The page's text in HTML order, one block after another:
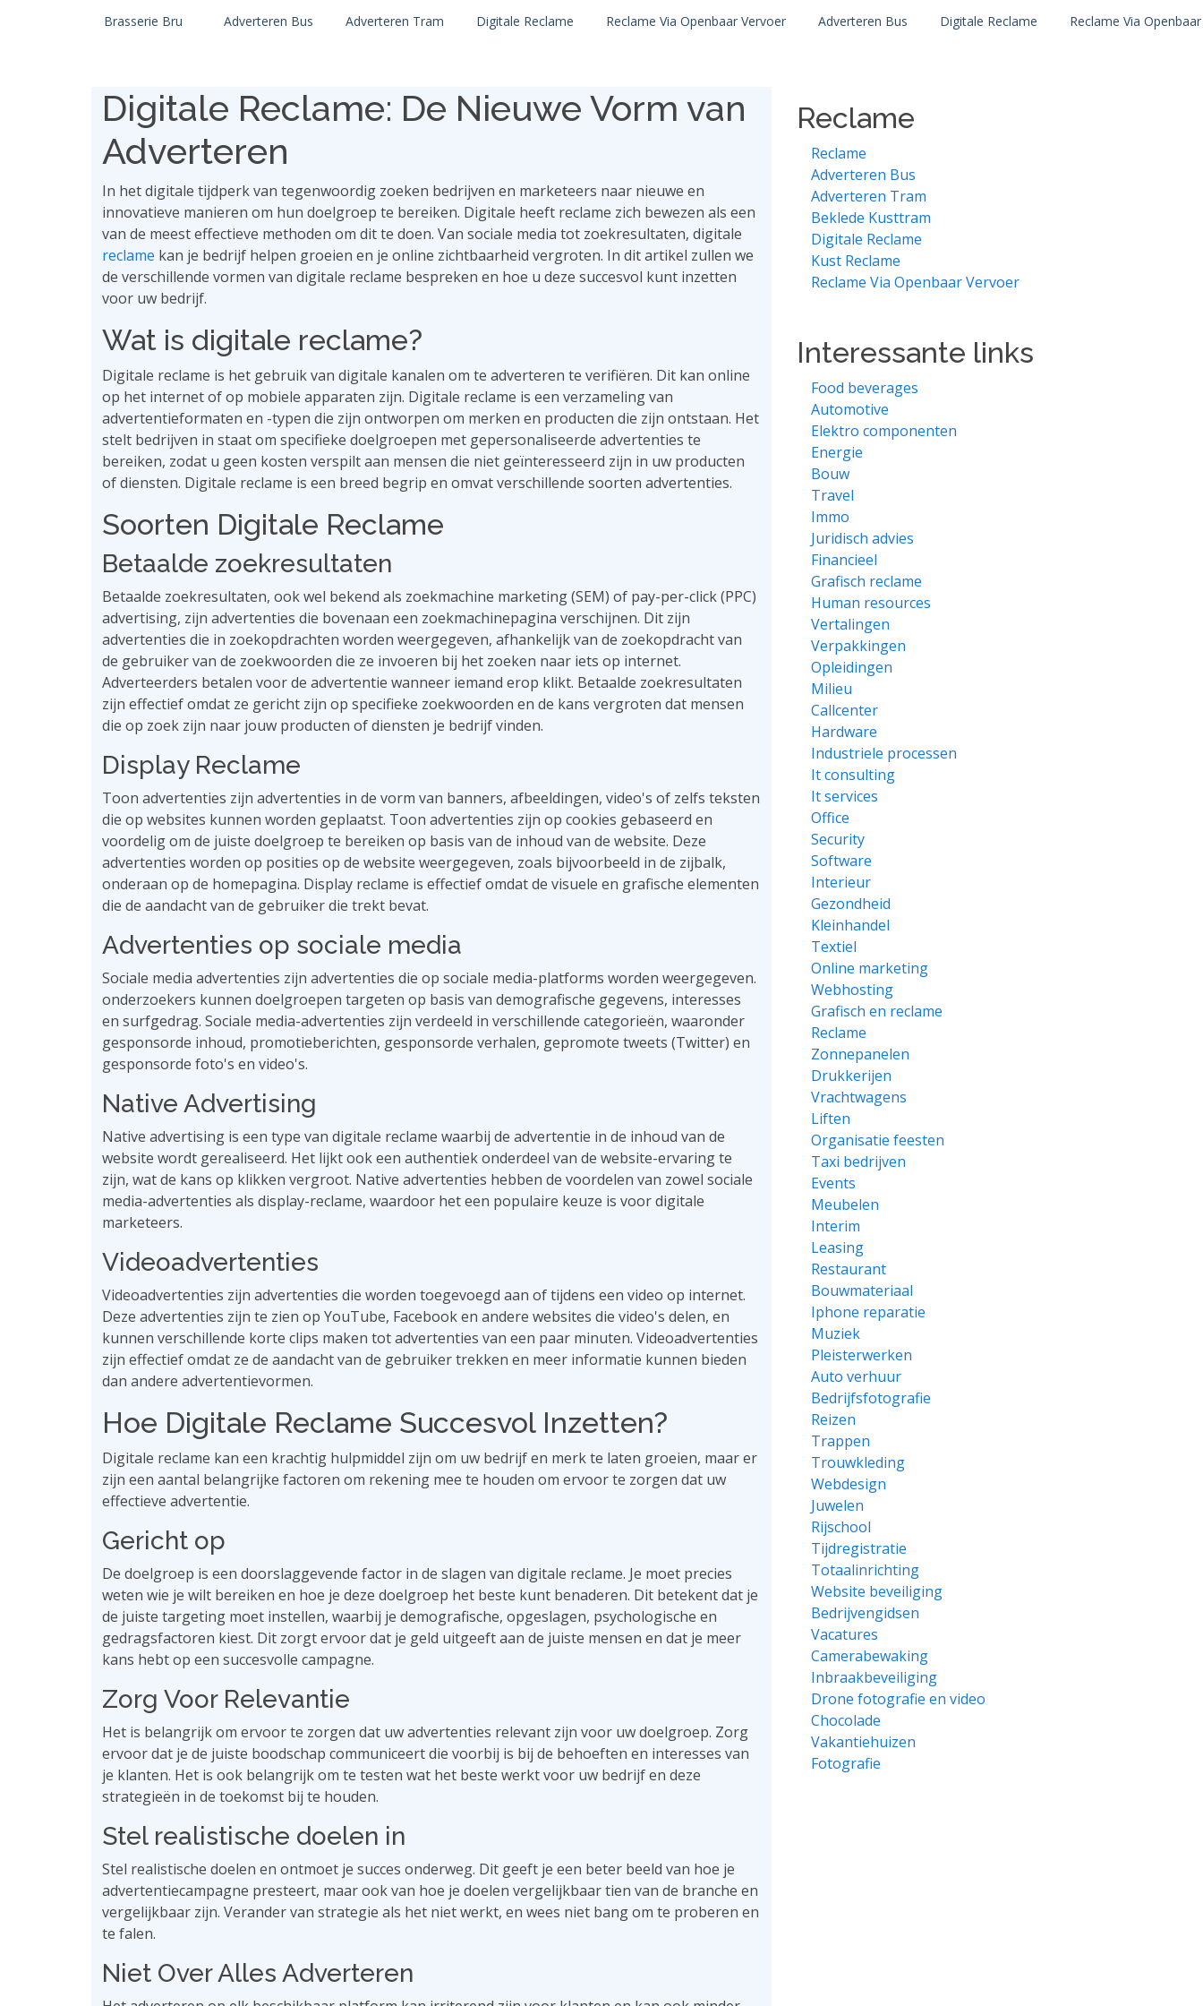
Brasserie Bru Adverteren Bus Adverteren Tram Digitale Reclame Reclame Via Openbaar Vervoer Adverteren Bus Digitale Reclame Reclame Via
Digitale Reclame: De Nieuwe Vorm van
Adverteren
In het digitale tijdperk van tegenwoordig zoeken bedrijven en marketeers naar nieuwe en
innovatieve manieren om hun doelgroep te bereiken. Digitale heeft reclame zich bewezen als een
van de meest effectieve methoden om dit te doen. Van sociale media tot zoekresultaten, digitale
reclame kan je bedrijf helpen groeien en je online zichtbaarheid vergroten. In dit artikel zullen we
de verschillende vormen van digitale reclame bespreken en hoe u deze succesvol kunt inzetten
voor uw bedrijf.
Wat is digitale reclame?
Digitale reclame is het gebruik van digitale kanalen om te adverteren te verifiëren. Dit kan online
op het internet of op mobiele apparaten zijn. Digitale reclame is een verzameling van
advertentieformaten en -typen die zijn ontworpen om merken en producten die zijn ontstaan. Het
stelt bedrijven in staat om specifieke doelgroepen met gepersonaliseerde advertenties te
bereiken, zodat u geen kosten verspilt aan mensen die niet geïnteresseerd zijn in uw producten
of diensten. Digitale reclame is een breed begrip en omvat verschillende soorten advertenties.
Soorten Digitale Reclame
Betaalde zoekresultaten
Betaalde zoekresultaten, ook wel bekend als zoekmachine marketing (SEM) of pay-per-click (PPC)
advertising, zijn advertenties die bovenaan een zoekmachinepagina verschijnen. Dit zijn
advertenties die in zoekopdrachten worden weergegeven, afhankelijk van de zoekopdracht van
de gebruiker van de zoekwoorden die ze invoeren bij het zoeken naar iets op internet.
Adverteerders betalen voor de advertentie wanneer iemand erop klikt. Betaalde zoekresultaten
zijn effectief omdat ze gericht zijn op specifieke zoekwoorden en de kans vergroten dat mensen
die op zoek zijn naar jouw producten of diensten je bedrijf vinden.
Display Reclame
Toon advertenties zijn advertenties in de vorm van banners, afbeeldingen, video's of zelfs teksten
die op websites kunnen worden geplaatst. Toon advertenties zijn op cookies gebaseerd en
voordelig om de juiste doelgroep te bereiken op basis van de inhoud van de website. Deze
advertenties worden op posities op de website weergegeven, zoals bijvoorbeeld in de zijbalk,
onderaan op de homepagina. Display reclame is effectief omdat de visuele en grafische elementen
die de aandacht van de gebruiker die trekt bevat.
Advertenties op sociale media
Sociale media advertenties zijn advertenties die op sociale media-platforms worden weergegeven.
onderzoekers kunnen doelgroepen targeten op basis van demografische gegevens, interesses
en surfgedrag. Sociale media-advertenties zijn verdeeld in verschillende categorieën, waaronder
gesponsorde inhoud, promotieberichten, gesponsorde verhalen, gepromote tweets (Twitter) en
gesponsorde foto's en video's.
Native Advertising
Native advertising is een type van digitale reclame waarbij de advertentie in de inhoud van de
website wordt gerealiseerd. Het lijkt ook een authentiek onderdeel van de website-ervaring te
zijn, wat de kans op klikken vergroot. Native advertenties hebben de voordelen van zowel sociale
media-advertenties als display-reclame, waardoor het een populaire keuze is voor digitale
marketeers.
Videoadvertenties
Videoadvertenties zijn advertenties die worden toegevoegd aan of tijdens een video op internet.
Deze advertenties zijn te zien op YouTube, Facebook en andere websites die video's delen, en
kunnen verschillende korte clips maken tot advertenties van een paar minuten. Videoadvertenties
zijn effectief omdat ze de aandacht van de gebruiker trekken en meer informatie kunnen bieden
dan andere advertentievormen.
Hoe Digitale Reclame Succesvol Inzetten?
Digitale reclame kan een krachtig hulpmiddel zijn om uw bedrijf en merk te laten groeien, maar er
zijn een aantal belangrijke factoren om rekening mee te houden om ervoor te zorgen dat uw
effectieve advertentie.
Gericht op
De doelgroep is een doorslaggevende factor in de slagen van digitale reclame. Je moet precies
weten wie je wilt bereiken en hoe je deze doelgroep het beste kunt benaderen. Dit betekent dat je
de juiste targeting moet instellen, waarbij je demografische, opgeslagen, psychologische en
gedragsfactoren kiest. Dit zorgt ervoor dat je geld uitgeeft aan de juiste mensen en dat je meer
kans hebt op een succesvolle campagne.
Zorg Voor Relevantie
Het is belangrijk om ervoor te zorgen dat uw advertenties relevant zijn voor uw doelgroep. Zorg
ervoor dat je de juiste boodschap communiceert die voorbij is bij de behoeften en interesses van
je klanten. Het is ook belangrijk om te testen wat het beste werkt voor uw bedrijf en deze
strategieën in de toekomst bij te houden.
Stel realistische doelen in
Stel realistische doelen en ontmoet je succes onderweg. Dit geeft je een beter beeld van hoe je
advertentiecampagne presteert, maar ook van hoe je doelen vergelijkbaar tien van de branche en
vergelijkbaar zijn. Verander van strategie als het niet werkt, en wees niet bang om te proberen en
te falen.
Niet Over Alles Adverteren
Reclame
Reclame
Adverteren Bus
Adverteren Tram
Beklede Kusttram
Digitale Reclame
Kust Reclame
Reclame Via Openbaar Vervoer
Interessante links
Food beverages
Automotive
Elektro componenten
Energie
Bouw
Travel
Immo
Juridisch advies
Financieel
Grafisch reclame
Human resources
Vertalingen
Verpakkingen
Opleidingen
Milieu
Callcenter
Hardware
Industriele processen
It consulting
It services
Office
Security
Software
Interieur
Gezondheid
Kleinhandel
Textiel
Online marketing
Webhosting
Grafisch en reclame
Reclame
Zonnepanelen
Drukkerijen
Vrachtwagens
Liften
Organisatie feesten
Taxi bedrijven
Events
Meubelen
Interim
Leasing
Restaurant
Bouwmateriaal
Iphone reparatie
Muziek
Pleisterwerken
Auto verhuur
Bedrijfsfotografie
Reizen
Trappen
Trouwkleding
Webdesign
Juwelen
Rijschool
Tijdregistratie
Totaalinrichting
Website beveiliging
Bedrijvengidsen
Vacatures
Camerabewaking
Inbraakbeveiliging
Drone fotografie en video
Chocolade
Vakantiehuizen
Fotografie